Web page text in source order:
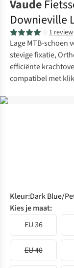
Vaude
Downieville
1 review
Lage MTB-schoen
stevige fixatie,
efficiënte
compatibel met
Kleur:Dark Blue/
Kies je maat:
EU 36
EU 40